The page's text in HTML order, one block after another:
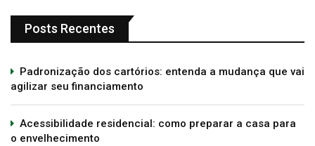
Posts Recentes
Padronização dos cartórios: entenda a mudança que vai
agilizar seu financiamento
Acessibilidade residencial: como preparar a casa para
o envelhecimento